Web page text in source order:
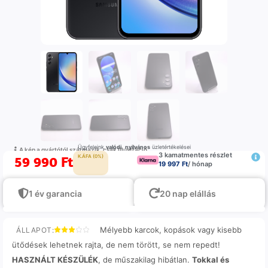
A kép a gyártótól származik, csak illustráció
Ügyfeleinkvalódi,nyilvánosüzletértékelései
59 990 Ft K.ÁFA (0%)
3 kamatmentes részlet
19 997 Ft/ hónap
1 év garancia 20 nap elállás
ÁLLAPOT:
Mélyebb karcok, kopások vagy kisebb
ütődések lehetnek rajta, de nem törött, se nem repedt!
HASZNÁLT KÉSZÜLÉK, de műszakilag hibátlan. Tokkal és